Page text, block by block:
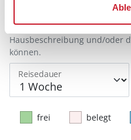
Reisedauer
Reisezeitraumes auch
Hausbeschreibung und/oder
können.
frei belegt